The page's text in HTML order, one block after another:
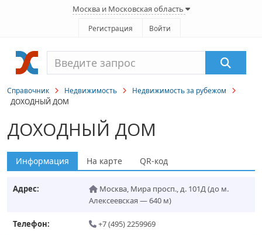
Москва и Московская область
Регистрация Войти
Справочник Недвижимость
Недвижимость за рубежом
ДОХОДНЫЙ ДОМ
ДОХОДНЫЙ ДОМ
Информация На карте QR-код
Адрес: Москва, Мира просп., д. 101Д(до м.
Алексеевская — 640 м)
Телефон: +7 (495) 2259969